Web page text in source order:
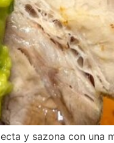
y sazona con una